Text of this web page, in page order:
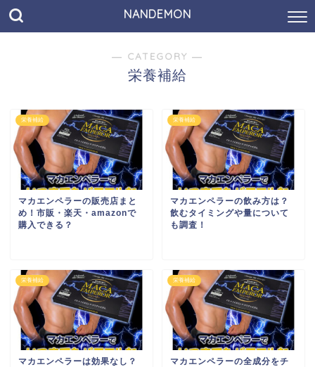
NANDEMON
― CATEGORY ―
栄養補給
栄養補給
マカエンペラーの販売店まと
め！市販・楽天・amazonで
購入できる？
栄養補給
マカエンペラーの飲み方は？
飲むタイミングや量について
も調査！
栄養補給
マカエンペラーは効果なし？
栄養補給
マカエンペラーの全成分をチ